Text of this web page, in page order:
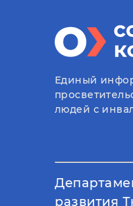
Единый
людей с
развития